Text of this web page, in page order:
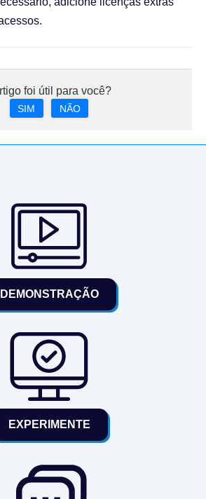
foi útil para você?
SIM NÃO
DEMONSTRAÇÃO
EXPERIMENTE